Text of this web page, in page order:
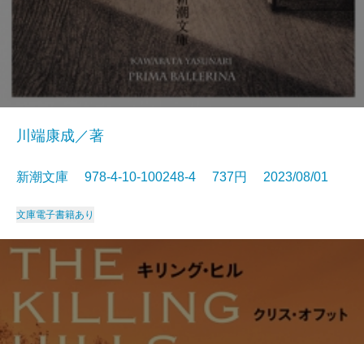
川端康成／著
新潮文庫 978-4-10-100248-4 737円 2023/08/01
文庫電子書籍あり